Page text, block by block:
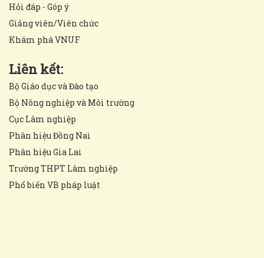
Hỏi đáp - Góp ý
Giảng viên/Viên chức
Khám phá VNUF
Liên kết:
Bộ Giáo dục và Đào tạo
Bộ Nông nghiệp và Môi trường
Cục Lâm nghiệp
Phân hiệu Đồng Nai
Phân hiệu Gia Lai
Trường THPT Lâm nghiệp
Phổ biến VB pháp luật